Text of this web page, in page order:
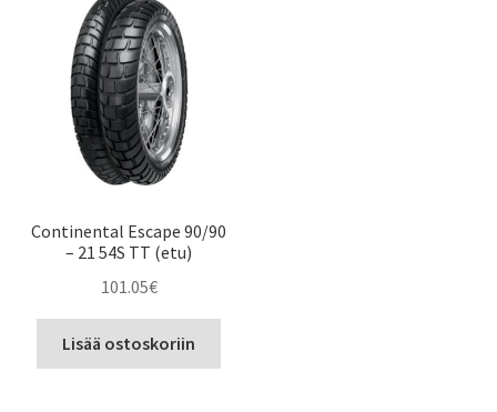
Continental Escape 90/90
– 21 54S TT (etu)
101.05€
Lisää ostoskoriin